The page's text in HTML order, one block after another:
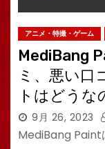
アニメ・特撮・ゲーム
MediBang
ミ、悪い口
トはどうな
9月 26, 2023
MediBang Paint